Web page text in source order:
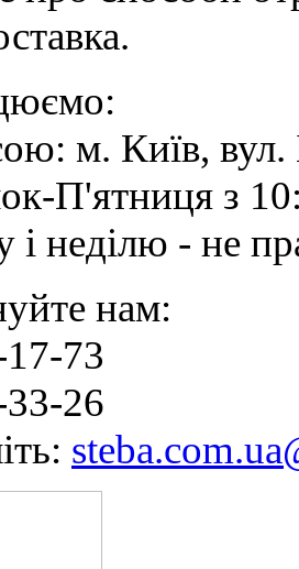
м. Київ, вул.
П'ятниця з
і неділю - не
нам:
73
26